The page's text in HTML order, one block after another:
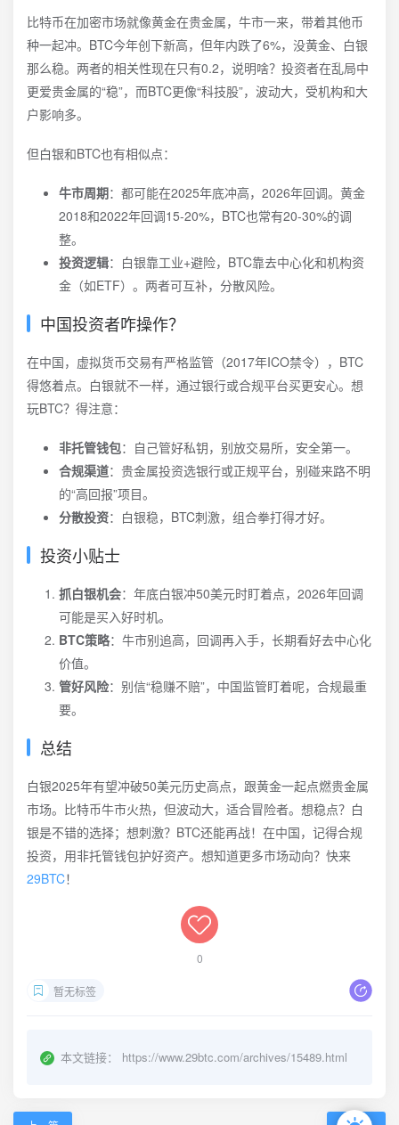
比特币在加密市场就像黄金在贵金属，牛市一来，带着其他币
种一起冲。BTC今年创下新高，但年内跌了6%，没黄金、白银
那么稳。两者的相关性现在只有0.2，说明啥？投资者在乱局中
更爱贵金属的“稳”，而BTC更像“科技股”，波动大，受机构和大
户影响多。
但白银和BTC也有相似点：
牛市周期：都可能在2025年底冲高，2026年回调。黄金
2018和2022年回调15-20%，BTC也常有20-30%的调
整。
投资逻辑：白银靠工业+避险，BTC靠去中心化和机构资
金（如ETF）。两者可互补，分散风险。
中国投资者咋操作？
在中国，虚拟货币交易有严格监管（2017年ICO禁令），BTC
得悠着点。白银就不一样，通过银行或合规平台买更安心。想
玩BTC？得注意：
非托管钱包：自己管好私钥，别放交易所，安全第一。
合规渠道：贵金属投资选银行或正规平台，别碰来路不明
的“高回报”项目。
分散投资：白银稳，BTC刺激，组合拳打得才好。
投资小贴士
抓白银机会：年底白银冲50美元时盯着点，2026年回调
可能是买入好时机。
BTC策略：牛市别追高，回调再入手，长期看好去中心化
价值。
管好风险：别信“稳赚不赔”，中国监管盯着呢，合规最重
要。
总结
白银2025年有望冲破50美元历史高点，跟黄金一起点燃贵金属
市场。比特币牛市火热，但波动大，适合冒险者。想稳点？白
银是不错的选择；想刺激？BTC还能再战！在中国，记得合规
投资，用非托管钱包护好资产。想知道更多市场动向？快来
29BTC！
0
暂无标签
本文链接： https://www.29btc.com/archives/15489.html